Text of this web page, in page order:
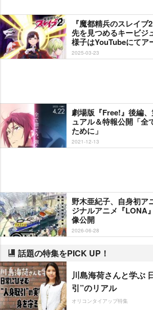
『魔都精兵のスレイ
先を見つめるキービ
様子はYouTubeにてア
2025-03-23
劇場版『Free!』後編
ュアル＆特報公開「全
ために」
2021-12-13
野木亜紀子、自身初
ジナルアニメ『LONA
像公開
2026-06-28
話題の特集をPICK UP！
川島海荷さんと学ぶ
引”のリアル
オリコンタイアップ特集